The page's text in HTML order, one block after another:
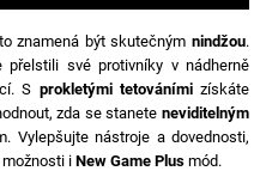
znamená být skutečnýmnindžou.
přelstili své protivníky v nádherně
S prokletými tetovánímizískáte
zda se staneteneviditelným
Vylepšujte nástroje a dovednosti,
i New Game Plusmód.